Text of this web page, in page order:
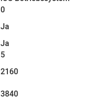
0
Ja
Ja
5
2160
3840